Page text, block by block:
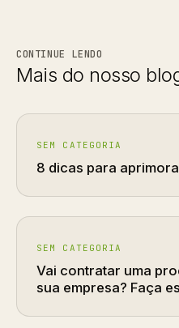
CONTINUE LENDO
Mais do nosso
SEM CATEGORIA
8 dicas para
SEM CATEGORIA
Vai contratar uma
sua empresa? Faça